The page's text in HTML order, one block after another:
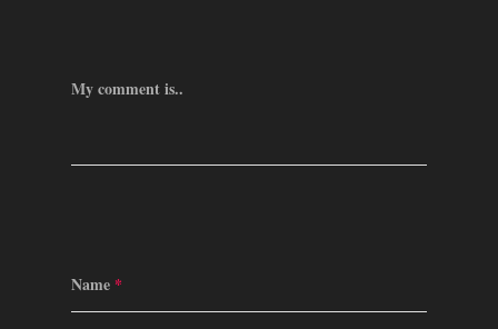
My comment is..
Name *